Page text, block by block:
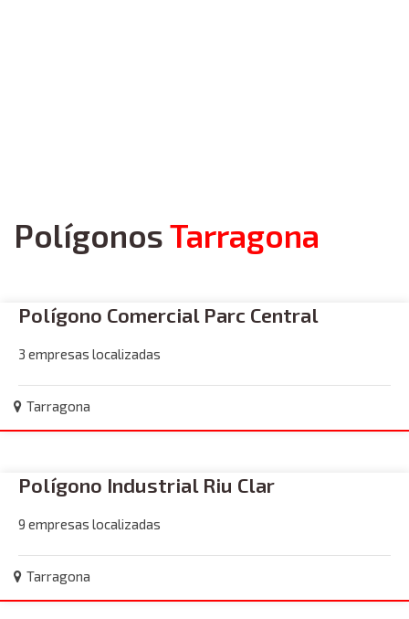
PolígonosTarragona
Polígono Comercial Parc Central
3 empresas localizadas
Tarragona
Polígono Industrial Riu Clar
9 empresas localizadas
Tarragona